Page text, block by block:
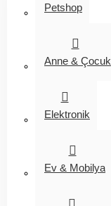
Petshop
Anne & Çocuk
Elektronik
Ev & Mobilya